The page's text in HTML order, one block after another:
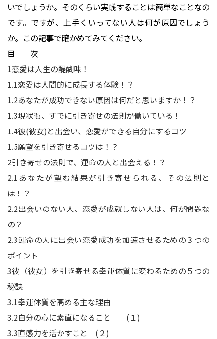
いでしょうか。そのくらい実践することは簡単なことなの
です。ですが、上手くいってない人は何が原因でしょう
か。この記事で確かめてみてください。
目 次
1恋愛は人生の醍醐味！
1.1恋愛は人間的に成長する体験！？
1.2あなたが成功できない原因は何だと思いますか！？
1.3現状も、すでに引き寄せの法則が働いている！
1.4彼(彼女)と出会い、恋愛ができる自分にするコツ
1.5願望を引き寄せるコツは！？
2引き寄せの法則で、運命の人と出会える！？
2.1 あなたが望む結果が引き寄せられる、その法則と
は！？
2.2出会いのない人、恋愛が成就しない人は、何が問題な
の？
2.3運命の人に出会い恋愛成功を加速させるための３つの
ポイント
3彼（彼女）を引き寄せる幸運体質に変わるための５つの
秘訣
3.1幸運体質を高める主な理由
3.2自分の心に素直になること (１)
3.3直感力を活かすこと (２)